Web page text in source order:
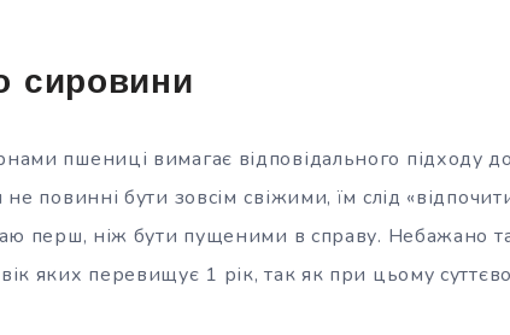
сировини
пшениці вимагає відповідального підходу
не повинні бути зовсім свіжими, їм слід
перш, ніж бути пущеними в справу. Небажано
яких перевищує 1 рік, так як при цьому